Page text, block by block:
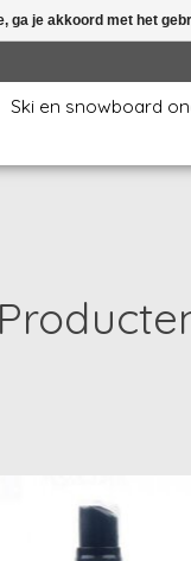
Ski en snowboard
ga je akkoord met het